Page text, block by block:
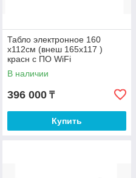
Табло электронное 160
х112см (внеш 165х117 )
красн с ПО WiFi
В наличии
396 000 ₸
Купить